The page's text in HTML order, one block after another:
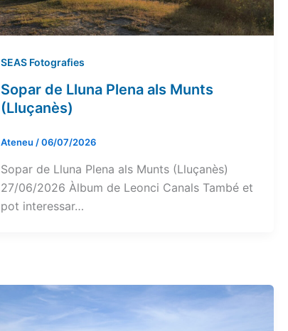
SEAS Fotografies
Sopar de Lluna Plena als Munts
(Lluçanès)
Ateneu /06/07/2026
Sopar de Lluna Plena als Munts (Lluçanès)
27/06/2026 Àlbum de Leonci Canals També et
pot interessar…